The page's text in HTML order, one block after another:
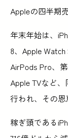
Appleの四半期
年末年始は、
8、Apple
AirPods Pro、
Apple TVなど
行われ、その恩
稼ぎ頭である